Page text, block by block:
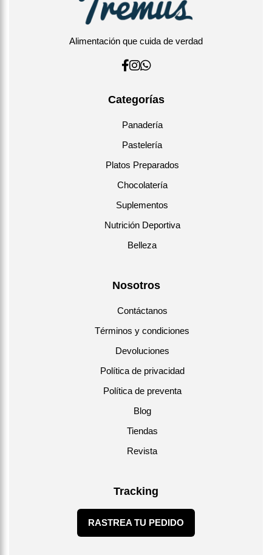
Alimentación que cuida de verdad
Categorías
Panadería
Pastelería
Platos Preparados
Chocolatería
Suplementos
Nutrición Deportiva
Belleza
Nosotros
Contáctanos
Términos y condiciones
Devoluciones
Política de privacidad
Política de preventa
Blog
Tiendas
Revista
Tracking
RASTREA TU PEDIDO